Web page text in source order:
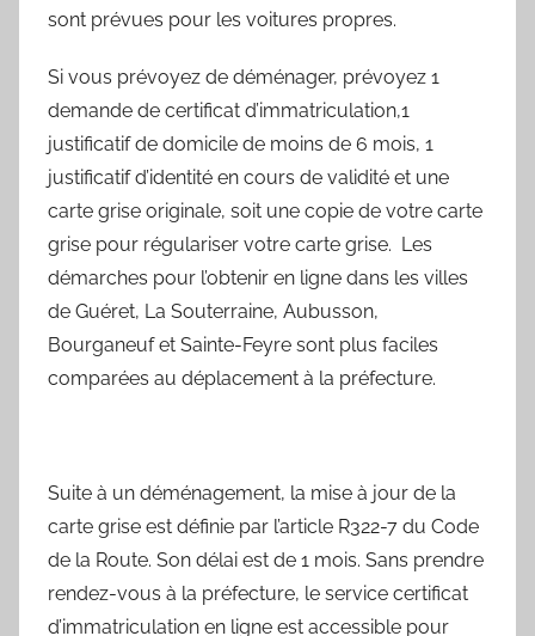
sont prévues pour les voitures propres.
Si vous prévoyez de déménager, prévoyez 1
demande de certificat d’immatriculation,1
justificatif de domicile de moins de 6 mois, 1
justificatif d’identité en cours de validité et une
carte grise originale, soit une copie de votre carte
grise pour régulariser votre carte grise. Les
démarches pour l’obtenir en ligne dans les villes
de Guéret, La Souterraine, Aubusson,
Bourganeuf et Sainte-Feyre sont plus faciles
comparées au déplacement à la préfecture.
Suite à un déménagement, la mise à jour de la
carte grise est définie par l’article R322-7 du Code
de la Route. Son délai est de 1 mois. Sans prendre
rendez-vous à la préfecture, le service certificat
d’immatriculation en ligne est accessible pour